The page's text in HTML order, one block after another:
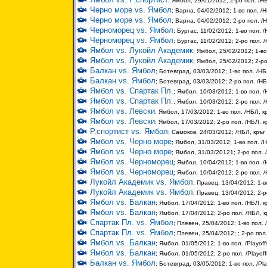
Черно море vs. Ямбол; Варна, 04/02/2012; 1-во пол. /
Черно море vs. Ямбол; Варна, 04/02/2012; 2-ро пол. /
Черноморец vs. Ямбол; Бургас, 11/02/2012; 1-во пол.
Черноморец vs. Ямбол; Бургас, 11/02/2012; 2-ро пол.
Ямбол vs. Лукойл Академик; Ямбол, 25/02/2012; 1-
Ямбол vs. Лукойл Академик; Ямбол, 25/02/2012; 2-
Балкан vs. Ямбол; Ботевград, 03/03/2012; 1-во пол. /
Балкан vs. Ямбол; Ботевград, 03/03/2012; 2-ро пол. /
Ямбол vs. Спартак Пл.; Ямбол, 10/03/2012; 1-во пол. /
Ямбол vs. Спартак Пл.; Ямбол, 10/03/2012; 2-ро пол. /
Ямбол vs. Левски; Ямбол, 17/03/2012; 1-во пол. /НБЛ,
Ямбол vs. Левски; Ямбол, 17/03/2012; 2-ро пол. /НБЛ,
Р.спортист vs. Ямбол; Самоков, 24/03/2012; /НБЛ, кръг
Ямбол vs. Черно море; Ямбол, 31/03/2012; 1-во пол. /
Ямбол vs. Черно море; Ямбол, 31/03/20121; 2-ро пол.
Ямбол vs. Черноморец; Ямбол, 10/04/2012; 1-во пол. /
Ямбол vs. Черноморец; Ямбол, 10/04/2012; 2-ро пол. /
Лукойл Академик vs. Ямбол; Правец, 13/04/2012; 1-
Лукойл Академик vs. Ямбол; Правец, 13/04/2012; 2-
Ямбол vs. Балкан; Ямбол, 17/04/2012; 1-во пол. /НБЛ,
Ямбол vs. Балкан; Ямбол, 17/04/2012; 2-ро пол. /НБЛ,
Спартак Пл. vs. Ямбол; Плевен, 25/04/2012; 1-во пол.
Спартак Пл. vs. Ямбол; Плевен, 25/04/2012; ; 2-ро
Ямбол vs. Балкан; Ямбол, 01/05/2012; 1-во пол. /
Ямбол vs. Балкан; Ямбол, 01/05/2012; 2-ро пол. /
Балкан vs. Ямбол; Ботевград, 03/05/2012; 1-во пол. /